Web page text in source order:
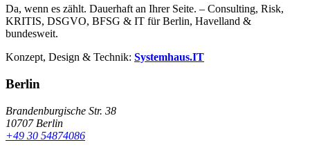
Da, wenn es zählt. Dauerhaft an Ihrer Seite. – Consulting, Risk,
KRITIS, DSGVO, BFSG & IT für Berlin, Havelland &
bundesweit.
Konzept, Design & Technik: Systemhaus.IT
Berlin
Brandenburgische Str. 38
10707 Berlin
+49 30 54874086